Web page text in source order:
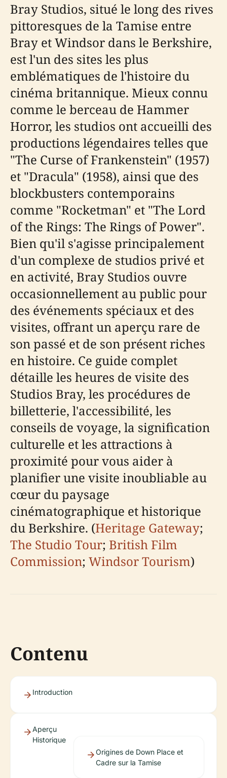
Bray Studios, situé le long des rives
pittoresques de la Tamise entre
Bray et Windsor dans le Berkshire,
est l'un des sites les plus
emblématiques de l'histoire du
cinéma britannique. Mieux connu
comme le berceau de Hammer
Horror, les studios ont accueilli des
productions légendaires telles que
"The Curse of Frankenstein" (1957)
et "Dracula" (1958), ainsi que des
blockbusters contemporains
comme "Rocketman" et "The Lord
of the Rings: The Rings of Power".
Bien qu'il s'agisse principalement
d'un complexe de studios privé et
en activité, Bray Studios ouvre
occasionnellement au public pour
des événements spéciaux et des
visites, offrant un aperçu rare de
son passé et de son présent riches
en histoire. Ce guide complet
détaille les heures de visite des
Studios Bray, les procédures de
billetterie, l'accessibilité, les
conseils de voyage, la signification
culturelle et les attractions à
proximité pour vous aider à
planifier une visite inoubliable au
cœur du paysage
cinématographique et historique
du Berkshire. (Heritage Gateway;
The Studio Tour; British Film
Commission; Windsor Tourism)
Contenu
Introduction
Aperçu
Historique
Origines de Down Place et
Cadre sur la Tamise